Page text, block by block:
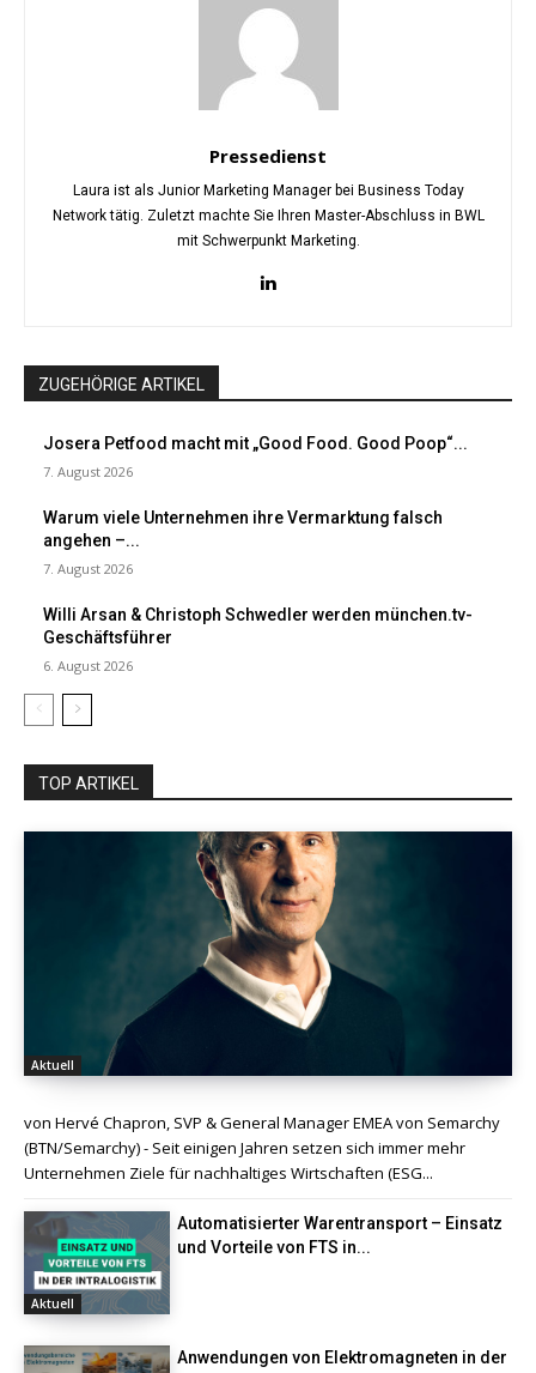
Pressedienst
Laura ist als Junior Marketing Manager bei Business Today
Network tätig. Zuletzt machte Sie Ihren Master-Abschluss in BWL
mit Schwerpunkt Marketing.
ZUGEHÖRIGE ARTIKEL
Josera Petfood macht mit „Good Food. Good Poop“...
7. August 2026
Warum viele Unternehmen ihre Vermarktung falsch
angehen –...
7. August 2026
Willi Arsan & Christoph Schwedler werden münchen.tv-
Geschäftsführer
6. August 2026
TOP ARTIKEL
Aktuell
von Hervé Chapron, SVP & General Manager EMEA von Semarchy
(BTN/Semarchy) - Seit einigen Jahren setzen sich immer mehr
Unternehmen Ziele für nachhaltiges Wirtschaften (ESG...
Aktuell
Automatisierter Warentransport – Einsatz
und Vorteile von FTS in...
Anwendungen von Elektromagneten in der